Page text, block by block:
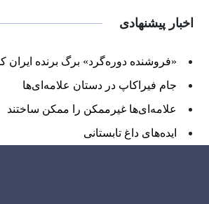
اخبار پیشنهادی
«فروشنده دوره‌گرد» برگ برنده
جام فیراکاپ در دستان علامه‌ای‌ها
علامه‌ای‌ها غیرممکن را ممکن ساختند
ایده‌های داغ تابستانی